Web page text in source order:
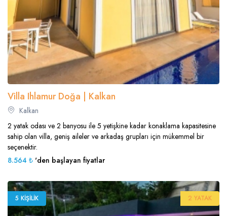
Villa Ihlamur Doğa | Kalkan
Kalkan
2 yatak odası ve 2 banyosu ile 5 yetişkine kadar konaklama kapasitesine
sahip olan villa, geniş aileler ve arkadaş grupları için mükemmel bir
seçenektir.
8.564 ₺ 'den başlayan fiyatlar
5 KIŞILIK 2 YATAK